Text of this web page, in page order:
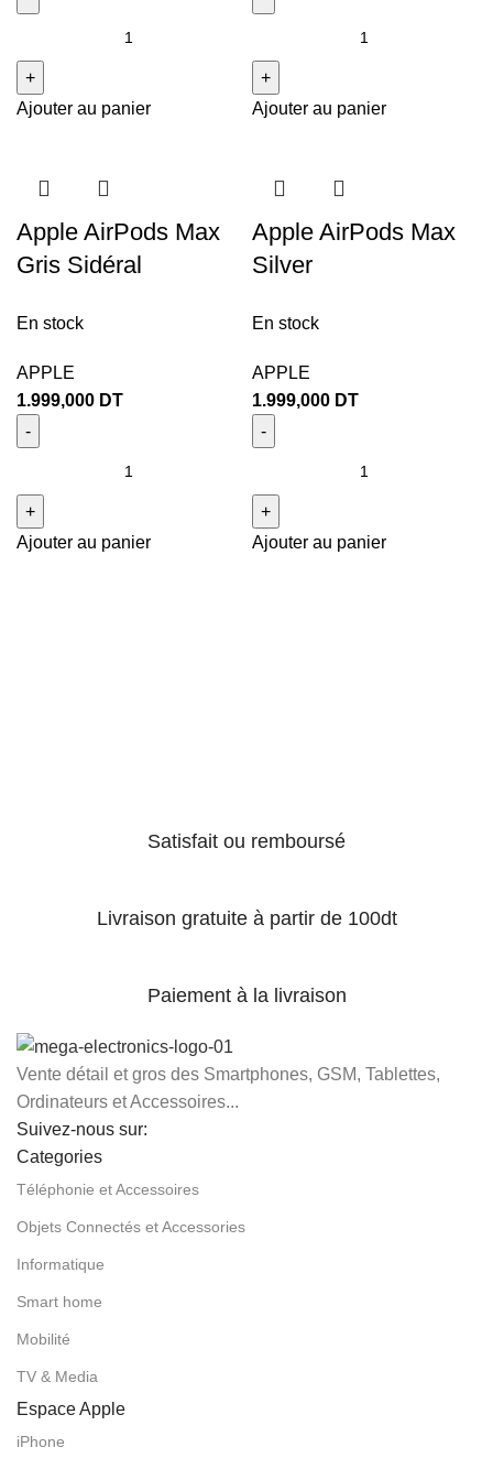
Ajouter au panier Ajouter au panier
Apple AirPods Max
Gris Sidéral
En stock
APPLE
1.999,000 DT
Ajouter au panier
Apple AirPods Max
Silver
En stock
APPLE
1.999,000 DT
Ajouter au panier
Satisfait ou remboursé
Livraison gratuite à partir de 100dt
Paiement à la livraison
Vente détail et gros des Smartphones, GSM, Tablettes,
Ordinateurs et Accessoires...
Suivez-nous sur:
Categories
Téléphonie et Accessoires
Objets Connectés et Accessories
Informatique
Smart home
Mobilité
TV & Media
Espace Apple
iPhone